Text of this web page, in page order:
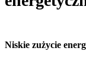
Niskie zużycie